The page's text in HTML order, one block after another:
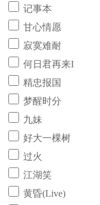
记事本
甘心情愿
寂寞难耐
何日君再来I
精忠报国
梦醒时分
九妹
好大一棵树
过火
江湖笑
黄昏(Live)